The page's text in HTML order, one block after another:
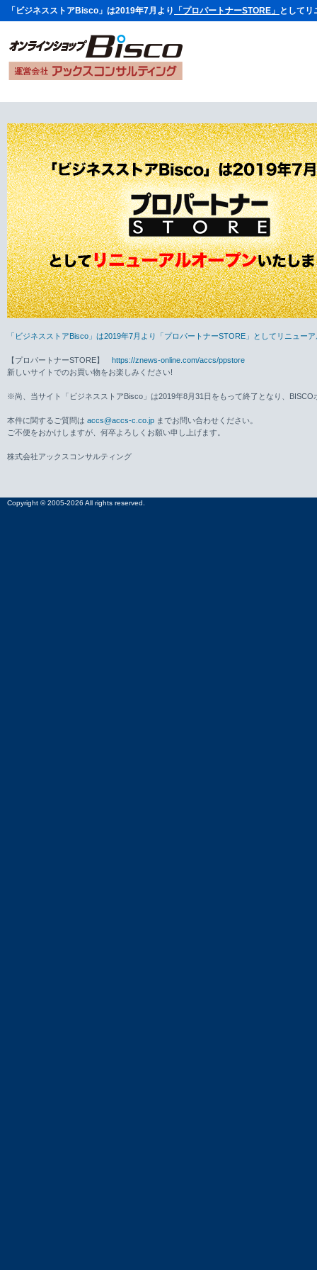
「ビジネスストアBisco」は2019年7月より 「プロパートナーSTORE」 としてリ
「ビジネスストアBisco」は2019年7月より「プロパートナーSTORE」としてリニュー
【プロパートナーSTORE】 https://znews-online.com/accs/ppstore
新しいサイトでのお買い物をお楽しみください!
※尚、当サイト「ビジネスストアBisco」は2019年8月31日をもって終了となり、
本件に関するご質問は accs@accs-c.co.jp までお問い合わせください。
ご不便をおかけしますが、何卒よろしくお願い申し上げます。
株式会社アックスコンサルティング
Copyright © 2005-2026 All rights reserved.